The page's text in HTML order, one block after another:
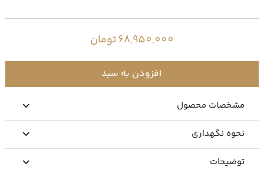
68,950,000 تومان
افزودن به سبد
مشخصات محصول
نحوه نگهداری
توضیحات